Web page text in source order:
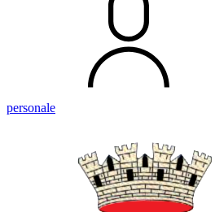
personale